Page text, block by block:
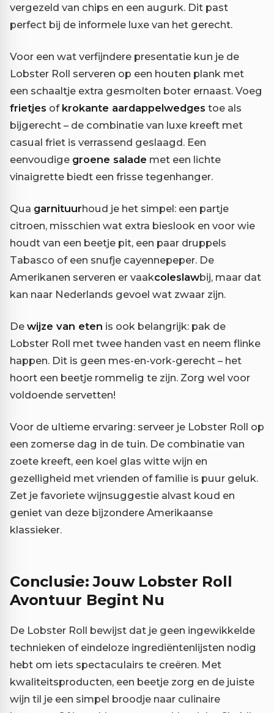
vergezeld van chips en een augurk. Dit past
perfect bij de informele luxe van het gerecht.
Voor een wat verfijndere presentatie kun je de
Lobster Roll serveren op een houten plank met
een schaaltje extra gesmolten boter ernaast. Voeg
frietjes of krokante aardappelwedges toe als
bijgerecht – de combinatie van luxe kreeft met
casual friet is verrassend geslaagd. Een
eenvoudige groene salade met een lichte
vinaigrette biedt een frisse tegenhanger.
Qua garnituurhoud je het simpel: een partje
citroen, misschien wat extra bieslook en voor wie
houdt van een beetje pit, een paar druppels
Tabasco of een snufje cayennepeper. De
Amerikanen serveren er vaakcoleslawbij, maar dat
kan naar Nederlands gevoel wat zwaar zijn.
De wijze van eten is ook belangrijk: pak de
Lobster Roll met twee handen vast en neem flinke
happen. Dit is geen mes-en-vork-gerecht – het
hoort een beetje rommelig te zijn. Zorg wel voor
voldoende servetten!
Voor de ultieme ervaring: serveer je Lobster Roll op
een zomerse dag in de tuin. De combinatie van
zoete kreeft, een koel glas witte wijn en
gezelligheid met vrienden of familie is puur geluk.
Zet je favoriete wijnsuggestie alvast koud en
geniet van deze bijzondere Amerikaanse
klassieker.
Conclusie: Jouw Lobster Roll
Avontuur Begint Nu
De Lobster Roll bewijst dat je geen ingewikkelde
technieken of eindeloze ingrediëntenlijsten nodig
hebt om iets spectaculairs te creëren. Met
kwaliteitsproducten, een beetje zorg en de juiste
wijn til je een simpel broodje naar culinaire